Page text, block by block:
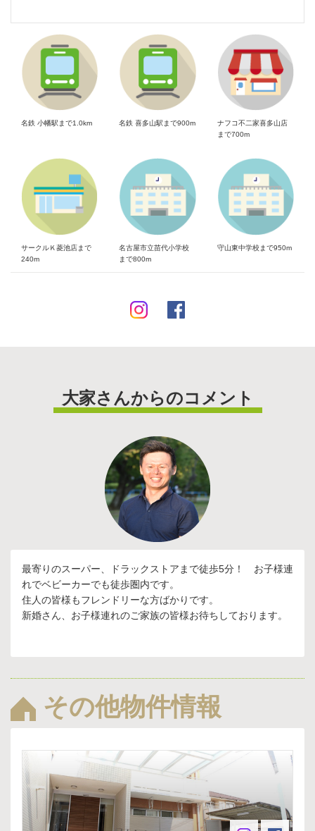
名鉄 小幡駅まで1.0km 名鉄 喜多山駅まで900m
ナフコ不二家喜多山店
まで700m
サークルＫ菱池店まで
240m
名古屋市立苗代小学校
まで800m
守山東中学校まで950m
大家さんからのコメント
最寄りのスーパー、ドラックストアまで徒歩5分！ お子様連
れでベビーカーでも徒歩圏内です。
住人の皆様もフレンドリーな方ばかりです。
新婚さん、お子様連れのご家族の皆様お待ちしております。
その他物件情報